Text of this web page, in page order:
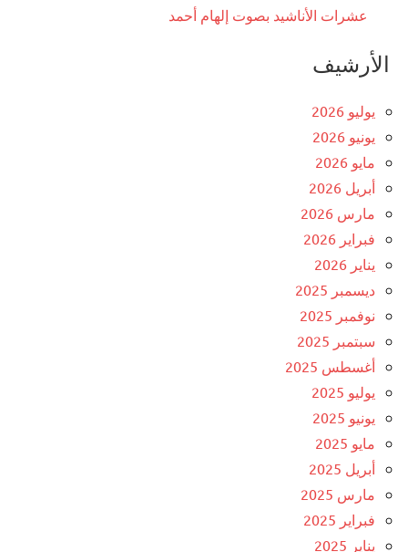
عشرات الأناشيد بصوت إلهام أحمد
الأرشيف
يوليو 2026
يونيو 2026
مايو 2026
أبريل 2026
مارس 2026
فبراير 2026
يناير 2026
ديسمبر 2025
نوفمبر 2025
سبتمبر 2025
أغسطس 2025
يوليو 2025
يونيو 2025
مايو 2025
أبريل 2025
مارس 2025
فبراير 2025
يناير 2025